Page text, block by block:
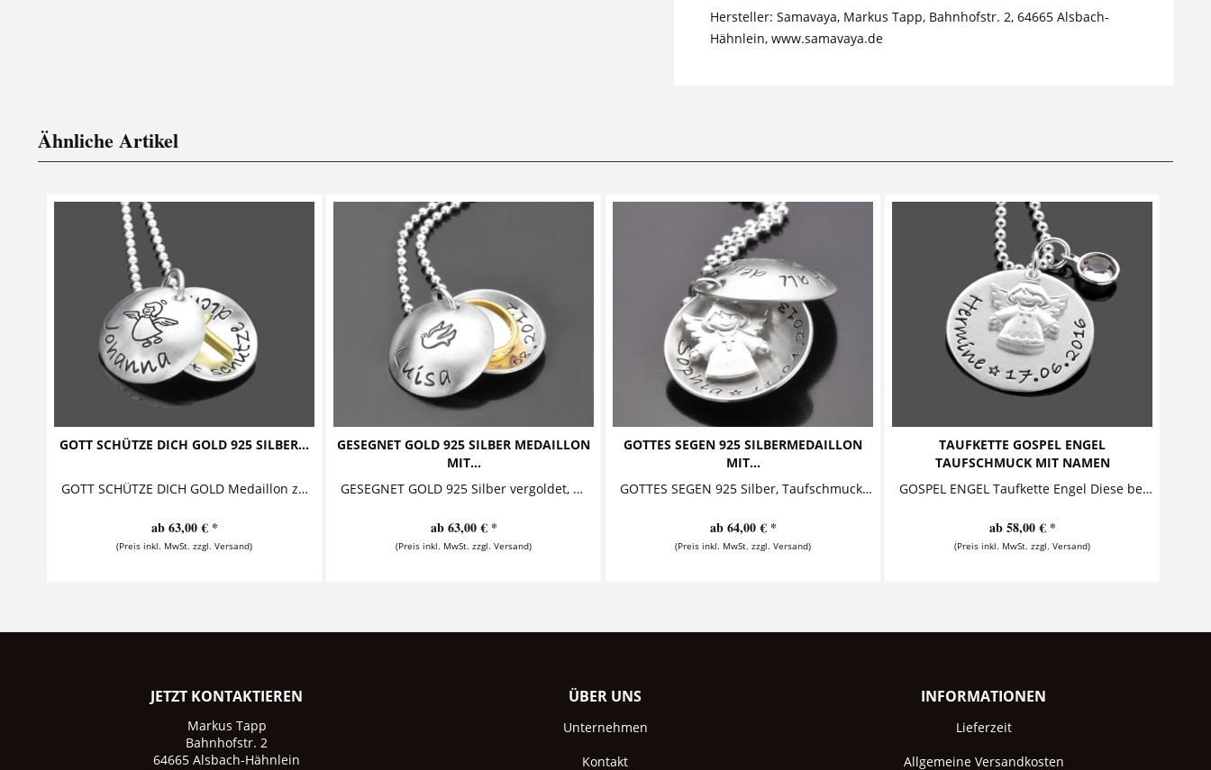
Hersteller: Samavaya, Markus Tapp, Bahnhofstr. 2, 64665 Alsbach-
Hähnlein, www.samavaya.de
Ähnliche Artikel
GOTT SCHÜTZE DICH GOLD 925 SILBER...
GOTT SCHÜTZE DICH GOLD Medaillon zur Taufe mit vergoldetem Kreuz Diese bezaubernde Taufkette mit Gravur besteht aus einem personalisierten...
ab 63,00 € *
(Preis inkl. MwSt. zzgl. Versand)
GESEGNET GOLD 925 SILBER MEDAILLON
MIT...
GESEGNET GOLD 925 Silber vergoldet, Medaillon mit Taufring, Taufkette Diese zauberhafte Taufkette mit Gravur besteht aus einem...
ab 63,00 € *
(Preis inkl. MwSt. zzgl. Versand)
GOTTES SEGEN 925 SILBERMEDAILLON
MIT...
GOTTES SEGEN 925 Silber, Taufschmuck, Anhaenger mit Name Zwei Buttons - der äußere mit dem Text "Gottes Segen auf all deinen Wegen", der...
ab 64,00 € *
(Preis inkl. MwSt. zzgl. Versand)
TAUFKETTE GOSPEL ENGEL
TAUFSCHMUCK MIT NAMEN
GOSPEL ENGEL Taufkette Engel Diese bezaubernde Taufkette besteht aus einem personalisierten Anhänger, der zusammen mit einem sehr schön...
ab 58,00 € *
(Preis inkl. MwSt. zzgl. Versand)
JETZT KONTAKTIEREN
Markus Tapp
Bahnhofstr. 2
64665 Alsbach-Hähnlein
ÜBER UNS
Unternehmen
Kontakt
INFORMATIONEN
Lieferzeit
Allgemeine Versandkosten